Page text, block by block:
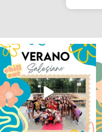
Los alumnos de 6º de Primaria, 1º
y 2º de la ESO...
145 2